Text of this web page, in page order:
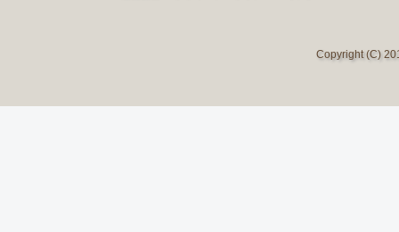
Copyright (C)